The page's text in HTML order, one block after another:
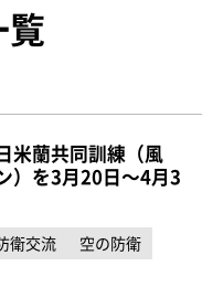
米蘭共同訓練（風
）を3月20日～4月3
衛交流 空の防衛